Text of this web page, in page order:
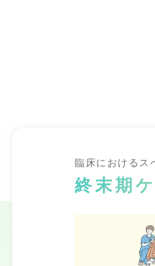
臨床におけるス
終末期